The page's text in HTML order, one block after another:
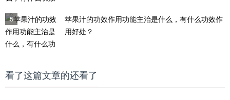
5
苹果汁的功效作用功能主治是什么，有什么功效作
用好处？
看了这篇文章的还看了